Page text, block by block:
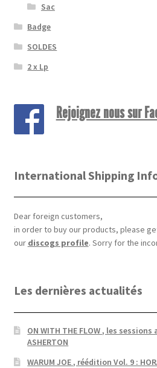
Sac
Badge
SOLDES
2 x Lp
Rejoignez nous sur
International Shipping
Dear foreign customers,
in order to buy our products, please
our discogs profile. Sorry for the
Les dernières actualités
ON WITH THE FLOW , les
ASHERTON
WARUM JOE , réédition Vol. 9 :